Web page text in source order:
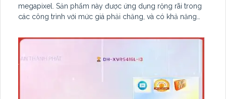
megapixel. Sản phẩm này được ứng dụng rộng rãi trong
các công trình với mức giá phải chăng, và có khả năng
bị này được trang bị công nghệ AHD, CVI, TVI, BCS với